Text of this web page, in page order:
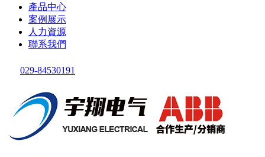
產品中心
案例展示
人力資源
聯系我們
029-84530191